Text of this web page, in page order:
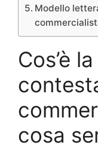
Modello
Cos’è
cosa